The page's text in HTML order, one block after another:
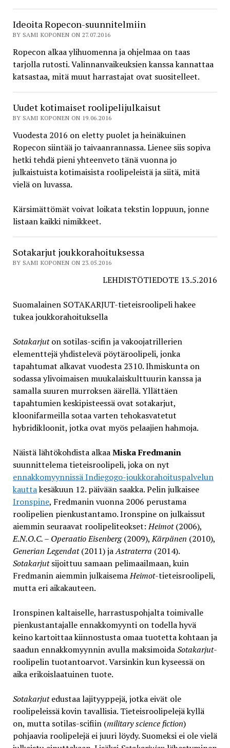
Ideoita Ropecon-suunnitelmiin
BY SAMI KOPONEN ON 27.07.2016
Ropecon alkaa ylihuomenna ja ohjelmaa on taas
tarjolla rutosti. Valinnanvaikeuksien kanssa kannattaa
katsastaa, mitä muut harrastajat ovat suositelleet.
Uudet kotimaiset roolipelijulkaisut
BY SAMI KOPONEN ON 19.06.2016
Vuodesta 2016 on eletty puolet ja heinäkuinen
Ropecon siintää jo taivaanrannassa. Lienee siis sopiva
hetki tehdä pieni yhteenveto tänä vuonna jo
julkaistuista kotimaisista roolipeleistä ja siitä, mitä
vielä on luvassa.
Kärsimättömät voivat loikata tekstin loppuun, jonne
listaan kaikki nimikkeet.
Sotakarjut joukkorahoituksessa
BY SAMI KOPONEN ON 23.05.2016
LEHDISTÖTIEDOTE 13.5.2016
Suomalainen SOTAKARJUT-tieteisroolipeli hakee
tukea joukkorahoituksella
Sotakarjuton sotilas-scifin ja vakoojatrillerien
elementtejä yhdistelevä pöytäroolipeli, jonka
tapahtumat alkavat vuodesta 2310. Ihmiskunta on
sodassa ylivoimaisen muukalaiskulttuurin kanssa ja
samalla suuren murroksen äärellä. Yllättäen
tapahtumien keskipisteessä ovat sotakarjut,
kloonifarmeilla sotaa varten tehokasvatetut
hybridikloonit, jotka ovat myös pelaajien hahmoja.
Näistä lähtökohdista alkaaMiska Fredmanin
suunnittelema tieteisroolipeli, joka on nyt
ennakkomyynnissä Indiegogo-joukkorahoituspalvelun
kauttakesäkuun 12. päivään saakka. Pelin julkaisee
Ironspine, Fredmanin vuonna 2006 perustama
roolipelien pienkustantamo. Ironspine on julkaissut
aiemmin seuraavat roolipeliteokset:Heimot(2006),
E.N.O.C. – Operaatio Eisenberg(2009),Kärpänen (2010),
Generian Legendat(2011) jaAstraterra (2014).
Sotakarjutsijoittuu samaan pelimaailmaan, kuin
Fredmanin aiemmin julkaisemaHeimot-tieteisroolipeli,
mutta eri aikakauteen.
Ironspinen kaltaiselle, harrastuspohjalta toimivalle
pienkustantajalle ennakkomyynti on todella hyvä
keino kartoittaa kiinnostusta omaa tuotetta kohtaan ja
saadun ennakkomyynnin avulla maksimoidaSotakarjut-
roolipelin tuotantoarvot. Varsinkin kun kyseessä on
aika erikoislaatuinen tuote.
Sotakarjutedustaa lajityyppejä, jotka eivät ole
roolipeleissä kovin tavallisia. Tieteisroolipelejä kyllä
on, mutta sotilas-scifiin (military science fiction)
pohjaavia roolipelejä ei juuri löydy. Suomeksi ei ole vielä